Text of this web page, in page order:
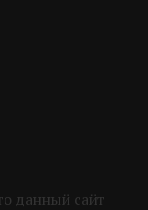
данный сайт